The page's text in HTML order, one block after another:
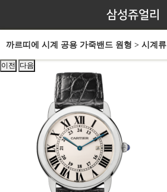
삼성쥬얼리
까르띠에 시계 공용 가죽밴드 원형 > 시계류
이전 다음